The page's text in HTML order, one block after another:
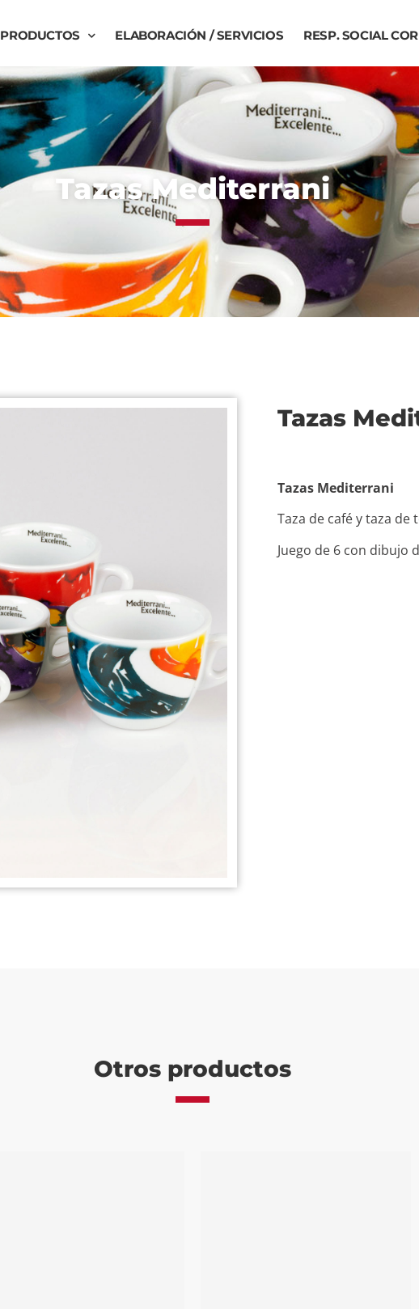
PRODUCTOS ELABORACIÓN / SERVICIOS RESP. SOCIAL
Tazas Mediterrani
Tazas
Tazas Mediterrani
Taza de café y taza de
Juego de 6 con dibujo
Otros productos